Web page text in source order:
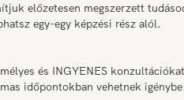
előzetesen megszerzett
egy-egy képzési rész alól.
és INGYENES konzultációkat
időpontokban vehetnek